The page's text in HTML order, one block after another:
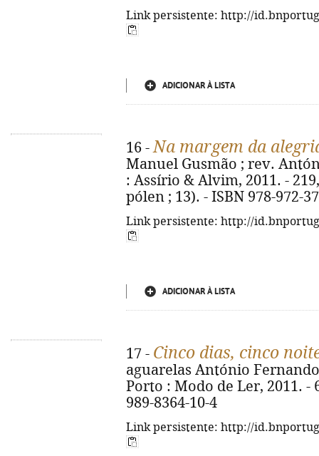
Link persistente: http://
ADICIONAR À LISTA
16 -Na margem da
Manuel Gusmão ; rev.
: Assírio & Alvim, 2011. -
pólen ; 13). - ISBN 978-972-
Link persistente: http://
ADICIONAR À LISTA
17 - Cinco dias, cinco
aguarelas António
Porto : Modo de Ler, 2011. -
989-8364-10-4
Link persistente: http://